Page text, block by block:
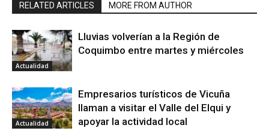
RELATED ARTICLES MORE FROM AUTHOR
Actualidad
Lluvias volverían a la Región de
Coquimbo entre martes y miércoles
Actualidad
Empresarios turísticos de Vicuña
llaman a visitar el Valle del Elqui y
apoyar la actividad local